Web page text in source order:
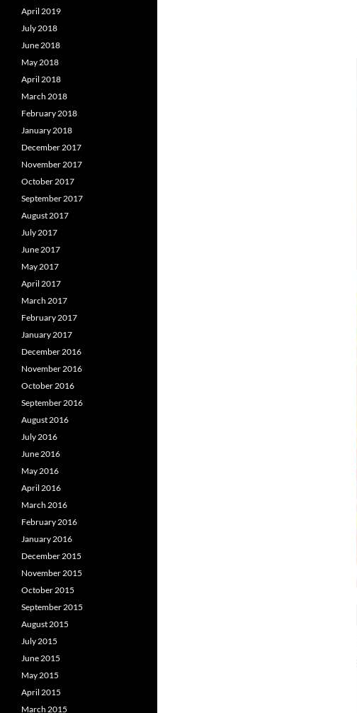
April 2019
July 2018
June 2018
May 2018
April 2018
March 2018
February 2018
January 2018
December 2017
November 2017
October 2017
September 2017
August 2017
July 2017
June 2017
May 2017
April 2017
March 2017
February 2017
January 2017
December 2016
November 2016
October 2016
September 2016
August 2016
July 2016
June 2016
May 2016
April 2016
March 2016
February 2016
January 2016
December 2015
November 2015
October 2015
September 2015
August 2015
July 2015
June 2015
May 2015
April 2015
March 2015